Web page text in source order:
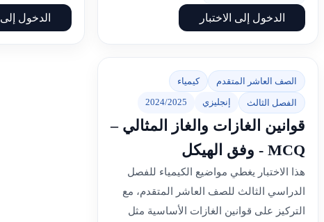
الدخول إلى الاختبار الدخول إلى
الصف العاشر المتقدم كيمياء
الفصل الثالث إنجليزي 2024/2025
قوانين الغازات والغاز المثالي –
MCQ - وفق الهيكل
هذا الاختبار يغطي مواضيع الكيمياء للفصل
الدراسي الثالث للصف العاشر المتقدم، مع
التركيز على قوانين الغازات الأساسية مثل